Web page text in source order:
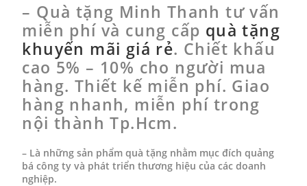
– Quà tặng Minh Thanh tư vấn
miễn phí và cung cấp quà tặng
khuyến mãi giá rẻ. Chiết khấu
cao 5% – 10% cho người mua
hàng. Thiết kế miễn phí. Giao
hàng nhanh, miễn phí trong
nội thành Tp.Hcm.
– Là những sản phẩm quà tặng nhằm mục đích quảng
bá công ty và phát triển thương hiệu của các doanh
nghiệp.